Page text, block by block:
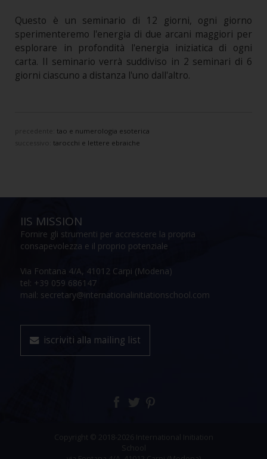
Questo è un seminario di 12 giorni, ogni giorno
sperimenteremo l'energia di due arcani maggiori per
esplorare in profondità l'energia iniziatica di ogni
carta. Il seminario verrà suddiviso in 2 seminari di 6
giorni ciascuno a distanza l'uno dall'altro.
precedente: tao e numerologia esoterica
tarocchi e lettere ebraiche
IIS MISSION
Fornire gli strumenti per accrescere la propria
consapevolezza e il proprio potenziale
Via Fontana 4/A, 41012 Carpi (Modena)
tel: +39 059 686147
mail: secretary@internationalinitiationschool.com
iscriviti alla mailing list
Copyright © 2018-2026 International Initiation
School